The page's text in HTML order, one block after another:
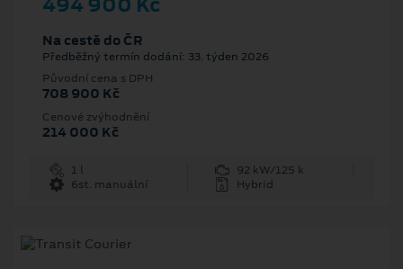
Na cestě do ČR
Předběžný termín dodání: 33. týden 2026
Původní cena s DPH
708 900 Kč
Cenové zvýhodnění
214 000 Kč
1 l
92 kW/125 k
6st. manuální
Hybrid